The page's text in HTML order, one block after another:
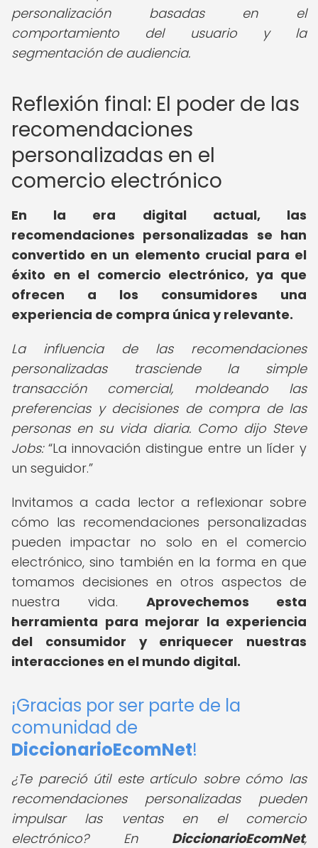
personalización basadas en el
comportamiento del usuario y la
segmentación de audiencia.
Reflexión final: El poder de las
recomendaciones
personalizadas en el
comercio electrónico
En la era digital actual, las
recomendaciones personalizadas se han
convertido en un elemento crucial para el
éxito en el comercio electrónico, ya que
ofrecen a los consumidores una
experiencia de compra única y relevante.
La influencia de las recomendaciones
personalizadas trasciende la simple
transacción comercial, moldeando las
preferencias y decisiones de compra de las
personas en su vida diaria. Como dijo Steve
Jobs: La innovación distingue entre un líder y
un seguidor.
Invitamos a cada lector a reflexionar sobre
cómo las recomendaciones personalizadas
pueden impactar no solo en el comercio
electrónico, sino también en la forma en que
tomamos decisiones en otros aspectos de
nuestra vida. Aprovechemos esta
herramienta para mejorar la experiencia
del consumidor y enriquecer nuestras
interacciones en el mundo digital.
¡Gracias por ser parte de la
comunidad de
DiccionarioEcomNet!
¿Te pareció útil este artículo sobre cómo las
recomendaciones personalizadas pueden
impulsar las ventas en el comercio
electrónico?En DiccionarioEcomNet,